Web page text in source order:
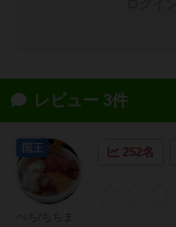
レビュー 3件
252名
国王